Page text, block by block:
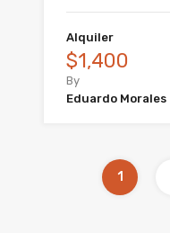
Alquiler
$1,400
By
Eduardo Morales
1